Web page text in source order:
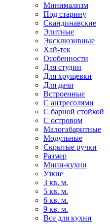
Минимализм
Под старину
Скандинавские
Элитные
Эксклюзивные
Хай-тек
Особенности
Для студии
Для хрущевки
Для дачи
Встроенные
С антресолями
С барной стойкой
С островом
Малогабаритные
Модульные
Скрытые ручки
Размер
Мини-кухни
Узкие
3 кв. м.
5 кв. м.
6 кв. м.
9 кв. м.
Все для кухни